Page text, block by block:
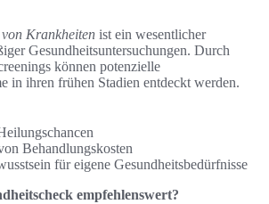
Krankheiten ist ein wesentlicher
Gesundheitsuntersuchungen. Durch
können potenzielle
in ihren frühen Stadien entdeckt werden.
Behandlungskosten
für eigene Gesundheitsbedürfnisse
empfehlenswert?